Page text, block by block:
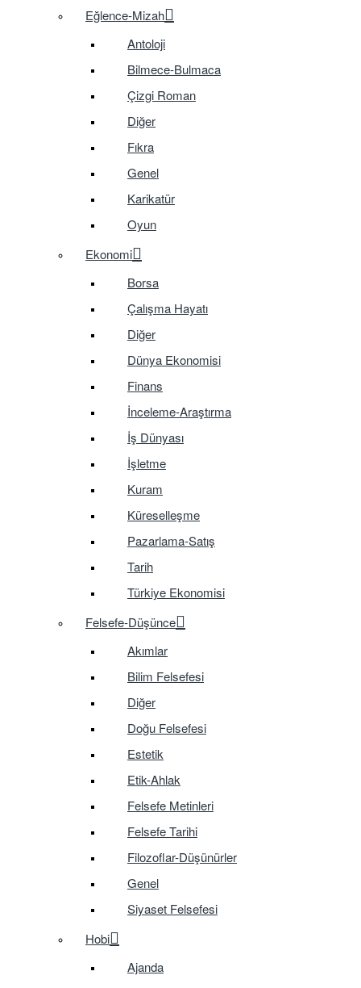
Eğlence-Mizah
Antoloji
Bilmece-Bulmaca
Çizgi Roman
Diğer
Fıkra
Genel
Karikatür
Oyun
Ekonomi
Borsa
Çalışma Hayatı
Diğer
Dünya Ekonomisi
Finans
İnceleme-Araştırma
İş Dünyası
İşletme
Kuram
Küreselleşme
Pazarlama-Satış
Tarih
Türkiye Ekonomisi
Felsefe-Düşünce
Akımlar
Bilim Felsefesi
Diğer
Doğu Felsefesi
Estetik
Etik-Ahlak
Felsefe Metinleri
Felsefe Tarihi
Filozoflar-Düşünürler
Genel
Siyaset Felsefesi
Hobi
Ajanda